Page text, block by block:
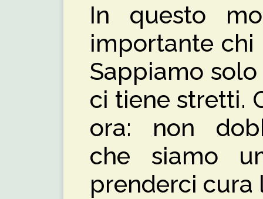
In questo
importante chi
Sappiamo
ci tiene stretti.
ora: non
che siamo
prenderci